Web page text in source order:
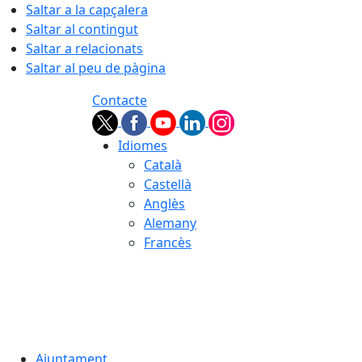
Saltar a la capçalera
Saltar al contingut
Saltar a relacionats
Saltar al peu de pàgina
Contacte
Idiomes
Català
Castellà
Anglès
Alemany
Francès